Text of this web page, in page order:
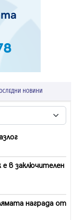
НОВИНИ
в заключителен
награда от